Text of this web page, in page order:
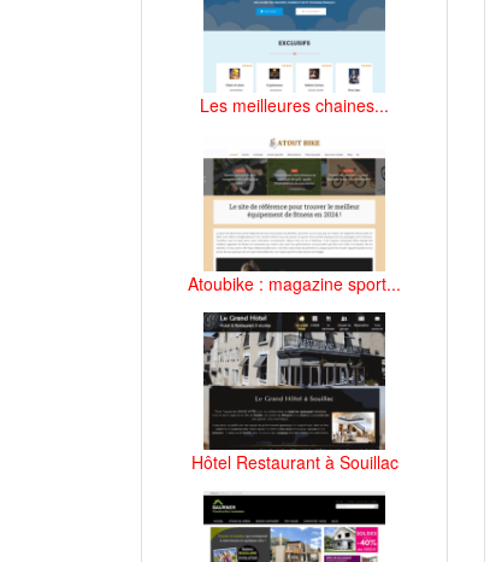
Les meilleures chaines...
Atoubike : magazine sport...
Hôtel Restaurant à Souillac